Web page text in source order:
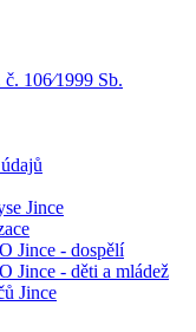
106⁄1999 Sb.
Jince
Jince - dospělí
Jince - děti a mládež
Jince